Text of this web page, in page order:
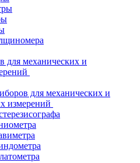
для механических и
для механических и
измерений